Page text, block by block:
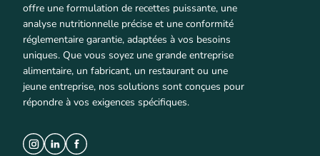
offre une formulation de recettes puissante, une
analyse nutritionnelle précise et une conformité
réglementaire garantie, adaptées à vos besoins
uniques. Que vous soyez une grande entreprise
alimentaire, un fabricant, un restaurant ou une
jeune entreprise, nos solutions sont conçues pour
répondre à vos exigences spécifiques.